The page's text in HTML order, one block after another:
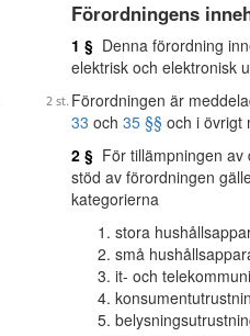
Förordningens
1 § Denna förordning
elektrisk och elektronisk
Förordningen är
33 och 35 §§ och i övrigt
2 § För tillämpningen
stöd av förordningen
kategorierna
stora
små
it- och